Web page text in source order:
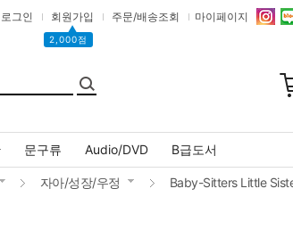
로그인 회원가입
▲
2,000점
주문/배송조회 마이페이지
문구류 Audio/DVD B급도서
자아/성장/우정 Baby-Sitters Little